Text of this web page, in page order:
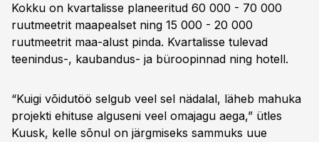
Kokku on kvartalisse planeeritud 60 000 - 70 000
ruutmeetrit maapealset ning 15 000 - 20 000
ruutmeetrit maa-alust pinda. Kvartalisse tulevad
teenindus-, kaubandus- ja büroopinnad ning hotell.
“Kuigi võidutöö selgub veel sel nädalal, läheb mahuka
projekti ehituse alguseni veel omajagu aega,” ütles
Kuusk, kelle sõnul on järgmiseks sammuks uue